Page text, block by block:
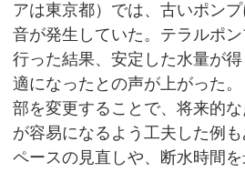
アは東京都）では、古いポン
音が発生していた。テラルポ
行った結果、安定した水量が
適になったとの声が上がった
部を変更することで、将来的
が容易になるよう工夫した例
ペースの見直しや、断水時間